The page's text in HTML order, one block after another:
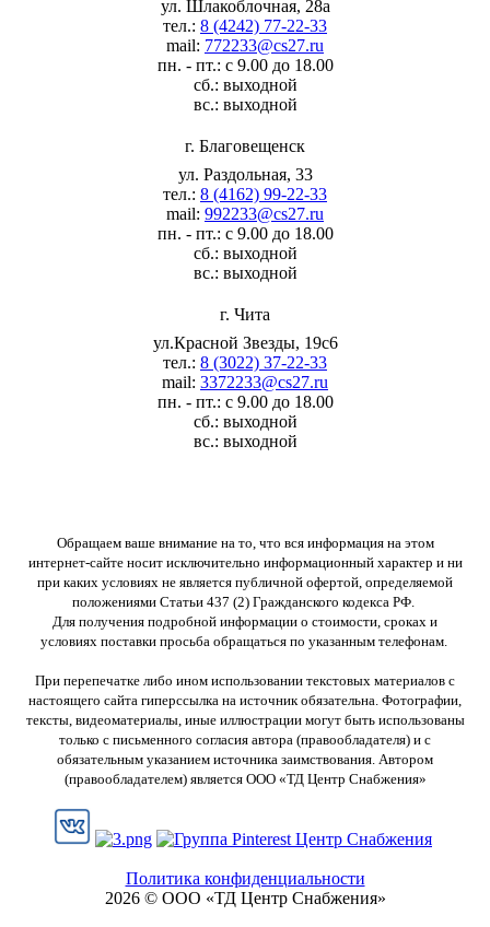
ул. Шлакоблочная, 28а
тел.: 8 (4242) 77-22-33
mail: 772233@cs27.ru
пн. - пт.: с 9.00 до 18.00
сб.: выходной
вс.: выходной
г. Благовещенск
ул. Раздольная, 33
тел.: 8 (4162) 99-22-33
mail: 992233@cs27.ru
пн. - пт.: с 9.00 до 18.00
сб.: выходной
вс.: выходной
г. Чита
ул.Красной Звезды, 19с6
тел.: 8 (3022) 37-22-33
mail: 3372233@cs27.ru
пн. - пт.: с 9.00 до 18.00
сб.: выходной
вс.: выходной
Обращаем ваше внимание на то, что вся информация на этом
интернет-сайте носит исключительно информационный характер и ни
при каких условиях не является публичной офертой, определяемой
положениями Статьи 437 (2) Гражданского кодекса РФ.
Для получения подробной информации о стоимости, сроках и
условиях поставки просьба обращаться по указанным телефонам.
При перепечатке либо ином использовании текстовых материалов с
настоящего сайта гиперссылка на источник обязательна. Фотографии,
тексты, видеоматериалы, иные иллюстрации могут быть использованы
только с письменного согласия автора (правообладателя) и с
обязательным указанием источника заимствования. Автором
(правообладателем) является ООО «ТД Центр Снабжения»
Политика конфиденциальности
2026 © ООО «ТД Центр Снабжения»